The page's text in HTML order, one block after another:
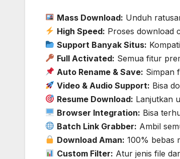
Mass Download: Unduh
High Speed: Proses download
Support Banyak Situs:
Full Activated: Semua fitur
Auto Rename & Save: Simpan
Video & Audio Support: Bisa
Resume Download: Lanjutkan
Browser Integration: Bisa
Batch Link Grabber: Ambil
Download Aman: 100% bebas
Custom Filter: Atur jenis file